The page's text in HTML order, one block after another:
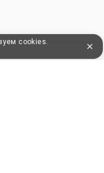
cookies.